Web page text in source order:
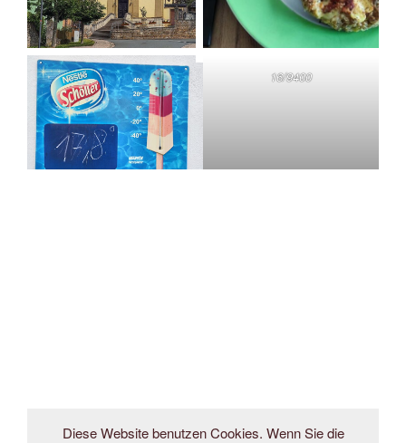
16/9400
Diese Website benutzen Cookies. Wenn Sie die